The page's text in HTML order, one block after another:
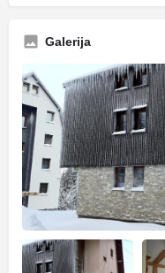
Galerija